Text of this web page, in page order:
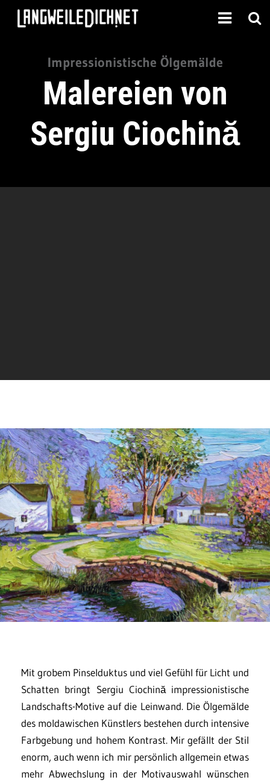
Impressionistische Ölgemälde
Malereien von
Sergiu Ciochină
Mit grobem Pinselduktus und viel Gefühl für Licht und
Schatten bringt Sergiu Ciochină impressionistische
Landschafts-Motive auf die Leinwand. Die Ölgemälde
des moldawischen Künstlers bestehen durch intensive
Farbgebung und hohem Kontrast. Mir gefällt der Stil
enorm, auch wenn ich mir persönlich allgemein etwas
mehr Abwechslung in der Motivauswahl wünschen